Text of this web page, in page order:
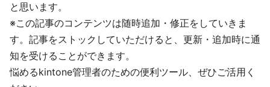
と思います。
※この記事のコンテンツは随時追加・修正をしていきま
す。記事をストックしていただけると、更新・追加時に通
知を受けることができます。
悩めるkintone管理者のための便利ツール、ぜひご活用く